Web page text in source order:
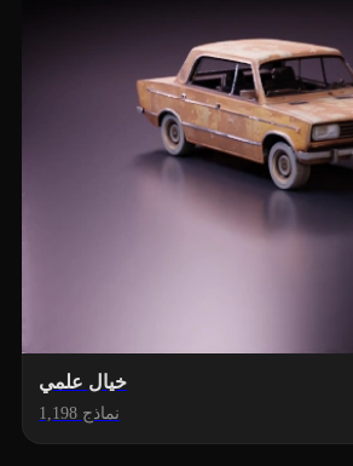
خيال علمي
1,198 نماذج